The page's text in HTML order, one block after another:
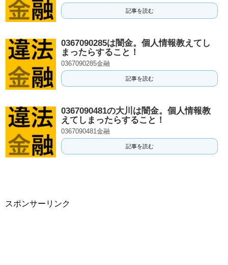
記事を読む
0367090285は闇金。個人情報教えてし
まったらすること！
0367090285金融
記事を読む
0367090481の大川は闇金。個人情報教
えてしまったらすること！
0367090481金融
記事を読む
スポンサーリンク